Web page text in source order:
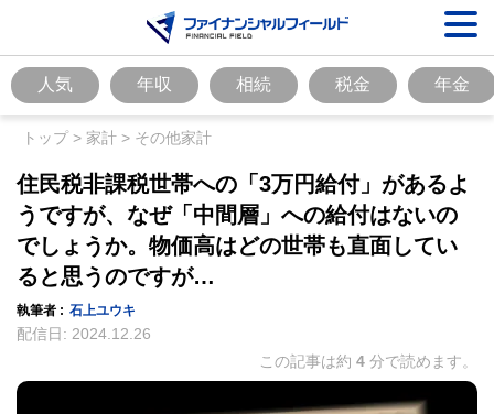
人気 年収 相続 税金 年金
トップ> 家計 > その他家計
住民税非課税世帯への「3万円給付」があるよ
うですが、なぜ「中間層」への給付はないの
でしょうか。物価高はどの世帯も直面してい
ると思うのですが…
執筆者 : 石上ユウキ
配信日: 2024.12.26
この記事は約 4 分で読めます。